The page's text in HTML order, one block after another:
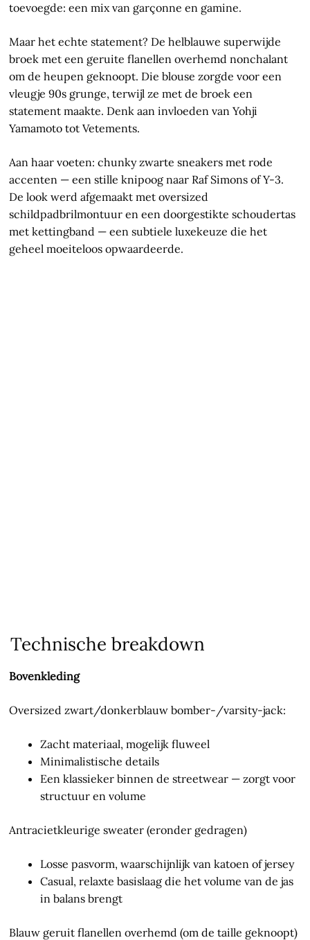
toevoegde: een mix van garçonne en gamine.
Maar het echte statement? De helblauwe superwijde
broek met een geruite flanellen overhemd nonchalant
om de heupen geknoopt. Die blouse zorgde voor een
vleugje 90s grunge, terwijl ze met de broek een
statement maakte. Denk aan invloeden van Yohji
Yamamoto tot Vetements.
Aan haar voeten: chunky zwarte sneakers met rode
accenten — een stille knipoog naar Raf Simons of Y-3.
De look werd afgemaakt met oversized
schildpadbrilmontuur en een doorgestikte schoudertas
met kettingband — een subtiele luxekeuze die het
geheel moeiteloos opwaardeerde.
Technische breakdown
Bovenkleding
Oversized zwart/donkerblauw bomber-/varsity-jack:
Zacht materiaal, mogelijk fluweel
Minimalistische details
Een klassieker binnen de streetwear — zorgt voor
structuur en volume
Antracietkleurige sweater (eronder gedragen)
Losse pasvorm, waarschijnlijk van katoen of jersey
Casual, relaxte basislaag die het volume van de jas
in balans brengt
Blauw geruit flanellen overhemd (om de taille geknoopt)